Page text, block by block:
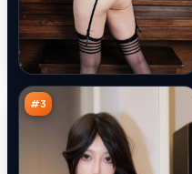
#3
蓝
海
夜
航
船
万